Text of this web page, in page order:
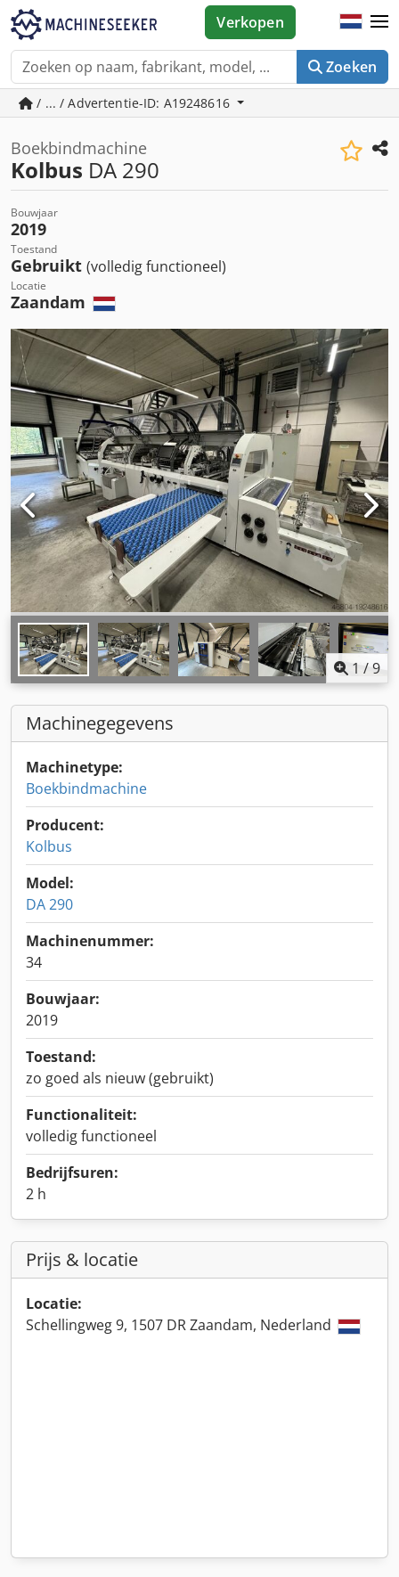
Zoeken
Verkopen
/ ... / Advertentie-ID: A19248616
Boekbindmachine
Kolbus DA 290
Bouwjaar
2019
Toestand
Gebruikt (volledig functioneel)
Locatie
Zaandam
1 /9
Machinegegevens
Machinetype:
Boekbindmachine
Producent:
Kolbus
Model:
DA 290
Machinenummer:
34
Bouwjaar:
2019
Toestand:
zo goed als nieuw (gebruikt)
Functionaliteit:
volledig functioneel
Bedrijfsuren:
2 h
Prijs & locatie
Locatie:
Schellingweg 9, 1507 DR Zaandam, Nederland